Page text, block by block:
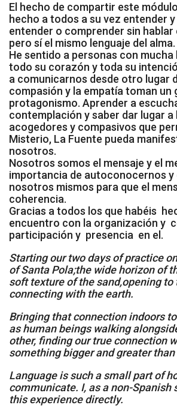
Formaciones
Nuestra propuesta de formación
Realizadas
Acompañamiento
Noticias
Vídeos
Contacto
Cómo Colaborar
El hecho de compartir este
hecho a todos a su vez entender
entender o comprender sin hablar
pero sí el mismo lenguaje del alma.
He sentido a personas con mucha
todo su corazón y toda su
a comunicarnos desde otro lugar
compasión y la empatía toman un
protagonismo. Aprender a
contemplación y saber dar lugar a
acogedores y compasivos que
Misterio, La Fuente pueda
nosotros.
Nosotros somos el mensaje y el
importancia de autoconocernos y
nosotros mismos para que el
coherencia.
Gracias a todos los que habéis
encuentro con la organización y
participación y presencia en el.
Starting our two days of practice
of Santa Pola;the wide horizon of
soft texture of the sand,opening to
connecting with the earth.
Bringing that connection indoors
as human beings walking
other, finding our true connection
somethingbigger and greater
Language is such a small part of
communicate. I, as a non-Spanish
this experience directly.